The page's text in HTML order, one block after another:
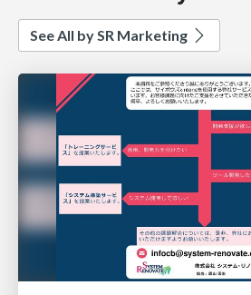
See All by SR Marketing